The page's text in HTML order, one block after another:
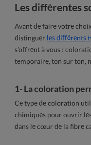
Les différentes
Avant de faire votre
distinguer les différents
s’offrent à vous :
temporaire, ton sur ton,
1- La coloration
Ce type de coloration
chimiques pour ouvrir
dans le cœur de la fibre